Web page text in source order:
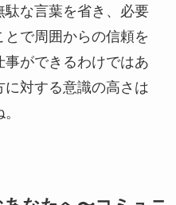
な言葉を省き、必要
で周囲からの信頼を
ができるわけではあ
に対する意識の高さは